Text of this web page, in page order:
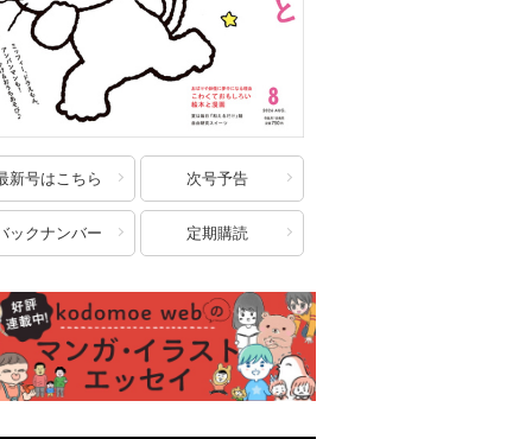
新号はこちら 次号予告
ックナンバー 定期購読